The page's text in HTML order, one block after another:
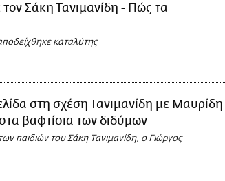
Σάκη Τανιμανίδη - Πώς τα
καταλύτης
στη σχέση Τανιμανίδη με Μαυρίδη
βαφτίσια των διδύμων
παιδιών του Σάκη Τανιμανίδη, ο Γιώργος